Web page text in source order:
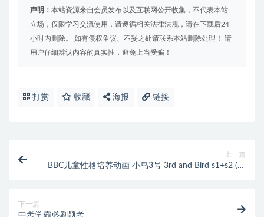
声明： 本站资源来自会员发布以及互联网公开收集，不代表本站
立场，仅限学习交流使用，请遵循相关法律法规，请在下载后24
小时内删除。 如有侵权争议、不妥之处请联系本站删除处理！ 请
用户仔细辨认内容的真实性，避免上当受骗！
打赏 收藏 海报 链接
上一篇
BBC儿童性格培养动画 小鸟3号 3rd and Bird s1+s2 (视
下一篇